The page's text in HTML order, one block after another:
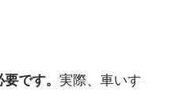
です。 実際、車いす